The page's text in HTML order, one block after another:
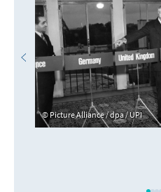
Picture Alliance / dpa / UPI